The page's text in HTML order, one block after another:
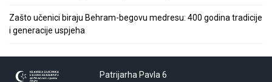
Zašto učenici biraju Behram-begovu medresu: 400 godina tradicije
i generacije uspjeha
Patrijarha Pavla 6